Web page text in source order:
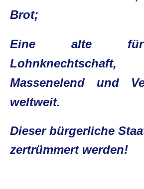
Brot;
Eine alte
Massenelend und
weltweit.
Dieser bürgerliche
zertrümmert werden!